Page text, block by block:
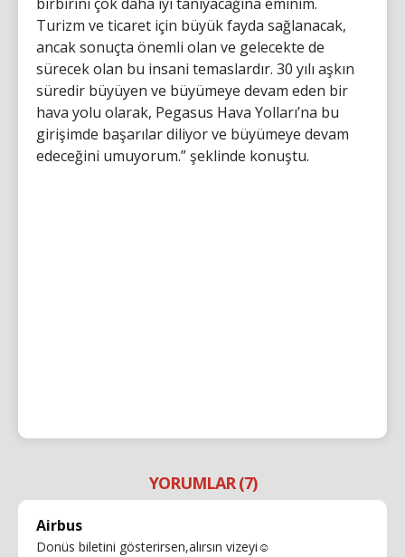
Turizm ve ticaret için büyük fayda sağlanacak,
ancak sonuçta önemli olan ve gelecekte de
sürecek olan bu insani temaslardır. 30 yılı aşkın
süredir büyüyen ve büyümeye devam eden bir
hava yolu olarak, Pegasus Hava Yolları’na bu
girişimde başarılar diliyor ve büyümeye devam
edeceğini umuyorum.” şeklinde konuştu.
YORUMLAR (7)
Airbus
Donüs biletini gösterirsen,alırsın vizeyi☺️